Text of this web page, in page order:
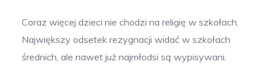
Coraz więcej dzieci nie chodzi na religię w szkołach.
Największy odsetek rezygnacji widać w szkołach
średnich, ale nawet już najmłodsi są wypisywani.